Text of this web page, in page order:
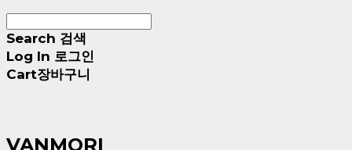
Search 검색
Log In 로그인
Cart장바구니
VANMORI